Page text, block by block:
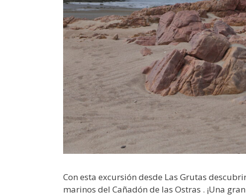
Con esta excursión desde Las Grutas
marinos del Cañadón de las Ostras . ¡Una